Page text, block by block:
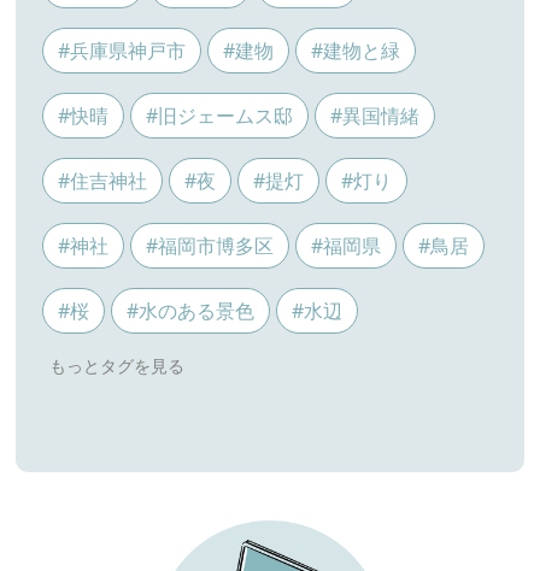
#兵庫県神戸市 #建物 #建物と緑
#快晴 #旧ジェームス邸 #異国情緒
#住吉神社 #夜 #提灯 #灯り
#神社 #福岡市博多区 #福岡県 #鳥居
#桜 #水のある景色 #水辺